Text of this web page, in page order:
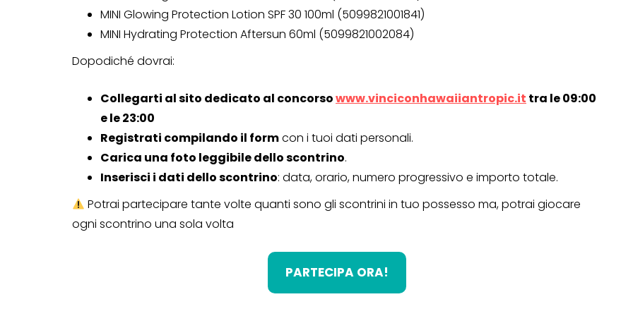
MINI Glowing Protection Lotion SPF 30 100ml (5099821001841)
MINI Hydrating Protection Aftersun 60ml (5099821002084)
Dopodiché dovrai:
Collegarti al sito dedicato al concorsowww.vinciconhawaiiantropic.it tra le 09:00
e le 23:00
Registrati compilando il formcon i tuoi dati personali.
Carica una foto leggibile dello scontrino.
Inserisci i dati dello scontrino: data, orario, numero progressivo e importo totale.
Potrai partecipare tante volte quanti sono gli scontrini in tuo possesso ma, potrai giocare
ogni scontrino una sola volta
PARTECIPA ORA!
CONCORSI A PREMIO